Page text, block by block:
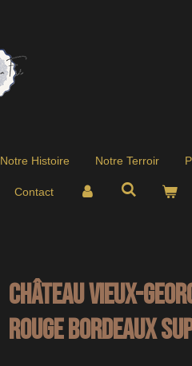
Notre Histoire Notre Terroir
Contact
CHÂTEAU VIEUX-
Rouge Bordeaux